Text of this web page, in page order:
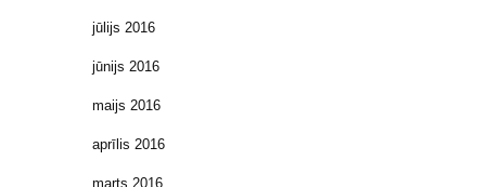
jūlijs 2016
jūnijs 2016
maijs 2016
aprīlis 2016
marts 2016